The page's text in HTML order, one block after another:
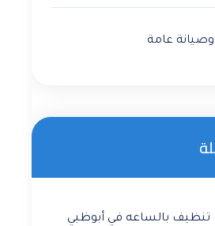
عامة
تنظيف بالساعه في أبوظبي